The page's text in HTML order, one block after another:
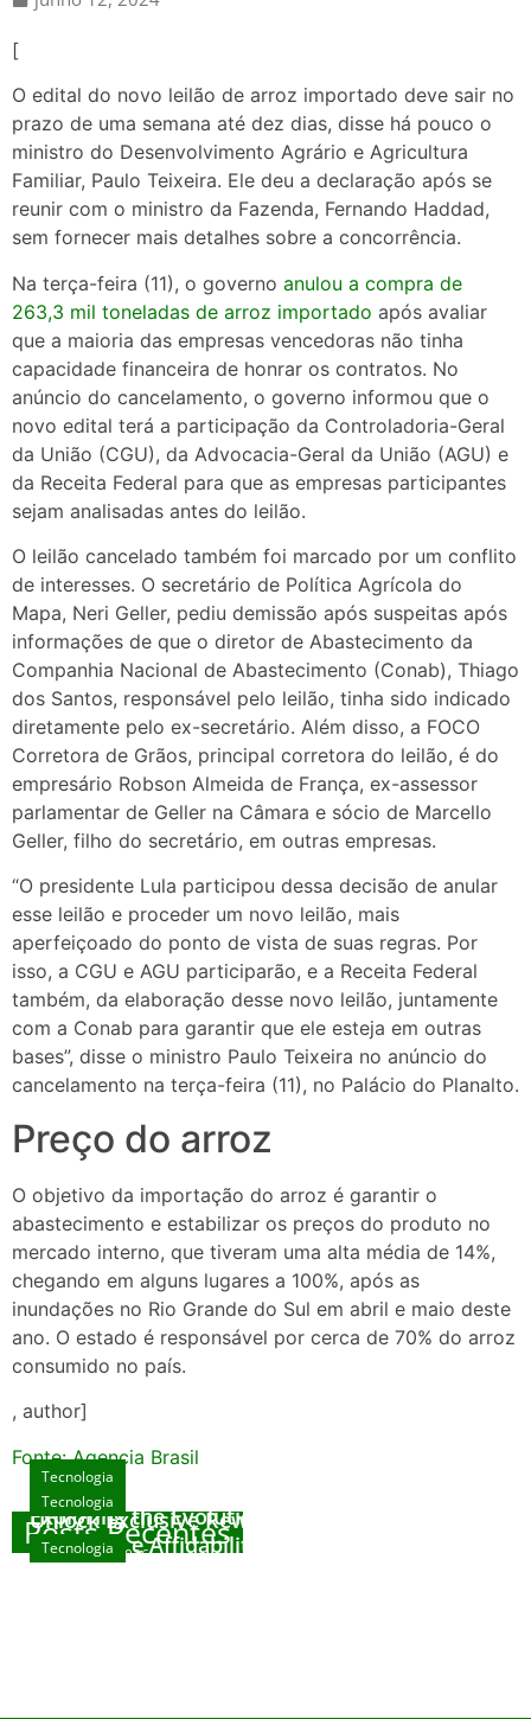
[
O edital do novo leilão de arroz importado deve sair no
prazo de uma semana até dez dias, disse há pouco o
ministro do Desenvolvimento Agrário e Agricultura
Familiar, Paulo Teixeira. Ele deu a declaração após se
reunir com o ministro da Fazenda, Fernando Haddad,
sem fornecer mais detalhes sobre a concorrência.
Na terça-feira (11), o governo anulou a compra de
263,3 mil toneladas de arroz importado após avaliar
que a maioria das empresas vencedoras não tinha
capacidade financeira de honrar os contratos. No
anúncio do cancelamento, o governo informou que o
novo edital terá a participação da Controladoria-Geral
da União (CGU), da Advocacia-Geral da União (AGU) e
da Receita Federal para que as empresas participantes
sejam analisadas antes do leilão.
O leilão cancelado também foi marcado por um conflito
de interesses. O secretário de Política Agrícola do
Mapa, Neri Geller, pediu demissão após suspeitas após
informações de que o diretor de Abastecimento da
Companhia Nacional de Abastecimento (Conab), Thiago
dos Santos, responsável pelo leilão, tinha sido indicado
diretamente pelo ex-secretário. Além disso, a FOCO
Corretora de Grãos, principal corretora do leilão, é do
empresário Robson Almeida de França, ex-assessor
parlamentar de Geller na Câmara e sócio de Marcello
Geller, filho do secretário, em outras empresas.
“O presidente Lula participou dessa decisão de anular
esse leilão e proceder um novo leilão, mais
aperfeiçoado do ponto de vista de suas regras. Por
isso, a CGU e AGU participarão, e a Receita Federal
também, da elaboração desse novo leilão, juntamente
com a Conab para garantir que ele esteja em outras
bases”, disse o ministro Paulo Teixeira no anúncio do
cancelamento na terça-feira (11), no Palácio do Planalto.
Preço do arroz
O objetivo da importação do arroz é garantir o
abastecimento e estabilizar os preços do produto no
mercado interno, que tiveram uma alta média de 14%,
chegando em alguns lugares a 100%, após as
inundações no Rio Grande do Sul em abril e maio deste
ano. O estado é responsável por cerca de 70% do arroz
consumido no país.
, author]
Fonte: Agencia Brasil
Posts Recentes
Tecnologia
Exploring the Evolution of Online Slot Games
agosto 7, 2026
Tecnologia
Unlock Exclusive Rewards at The Big Dog
House
Tecnologia
Sicurezza e Affidabilità di Mr Nulls Wicked
Wares
Tecnologia